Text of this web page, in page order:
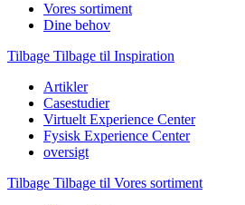
Vores sortiment
Dine behov
Tilbage Tilbage til Inspiration
Artikler
Casestudier
Virtuelt Experience Center
Fysisk Experience Center
oversigt
Tilbage Tilbage til Vores sortiment